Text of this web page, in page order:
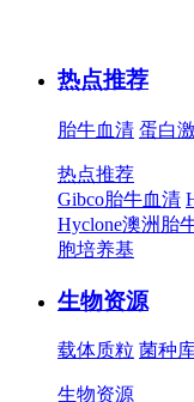
热点推荐
胎牛血清 蛋白
热点推荐
Gibco胎牛血清
Hyclone澳洲胎
胞培养基
生物资源
载体质粒 菌种
生物资源